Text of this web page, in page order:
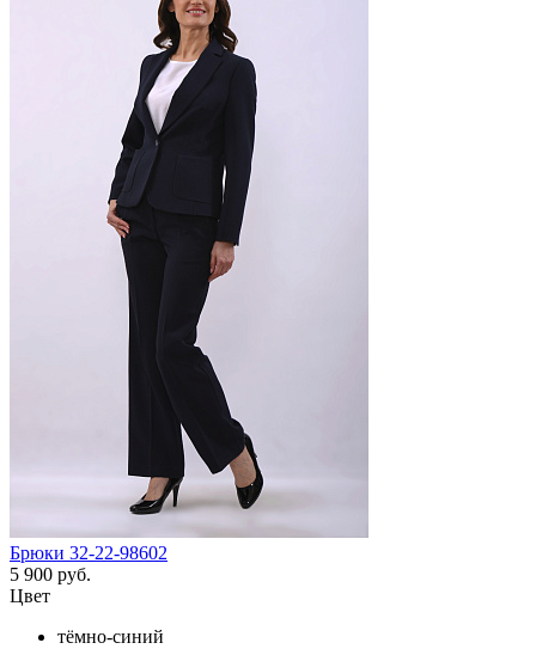
Брюки 32-22-98602
5 900 руб.
Цвет
тёмно-синий